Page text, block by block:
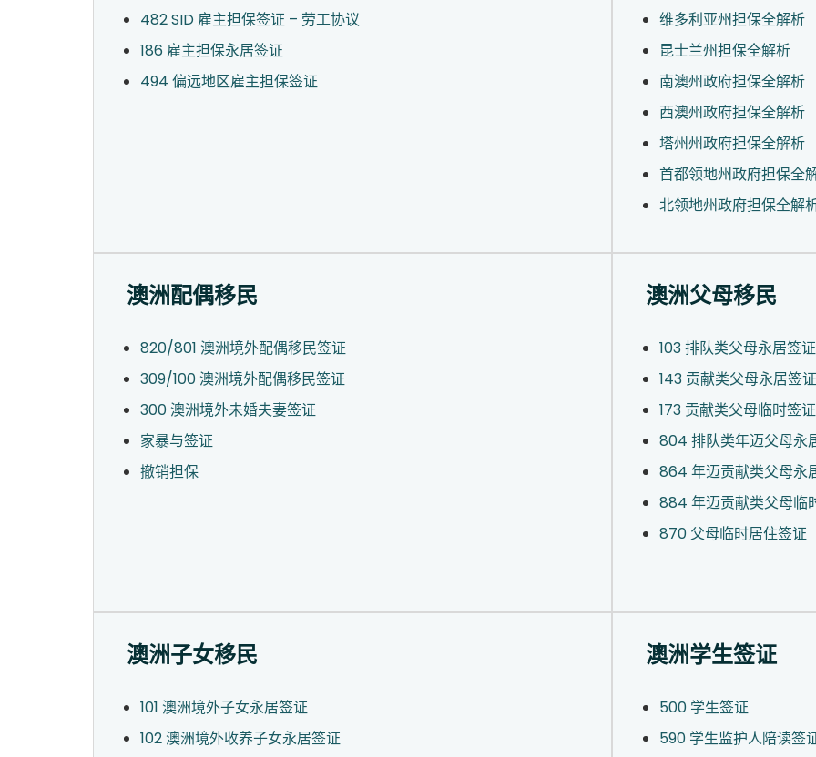
482 SID 雇主担保签证 – 劳工协议
186 雇主担保永居签证
494 偏远地区雇主担保签证
维多利亚州担保全解析
昆士兰州担保全解析
南澳州政府担保全解析
西澳州政府担保全解析
塔州州政府担保全解析
首都领地州政府担保全
北领地州政府担保全解
澳洲配偶移民
820/801 澳洲境外配偶移民签证
309/100 澳洲境外配偶移民签证
300 澳洲境外未婚夫妻签证
家暴与签证
撤销担保
澳洲父母移民
103 排队类父母永居签证
143 贡献类父母永居签证
173 贡献类父母临时签证
804 排队类年迈父母永
864 年迈贡献类父母永
884 年迈贡献类父母临
870 父母临时居住签证
澳洲子女移民
101 澳洲境外子女永居签证
102 澳洲境外收养子女永居签证
澳洲学生签证
500 学生签证
590 学生监护人陪读签